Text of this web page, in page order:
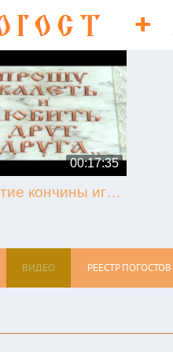
00:17:35
50-летие кончины игумена Никона (Воробьёва) (г. Гагарин, 2013.09.07)
ВИДЕО РЕЕСТР ПОГОСТОВ